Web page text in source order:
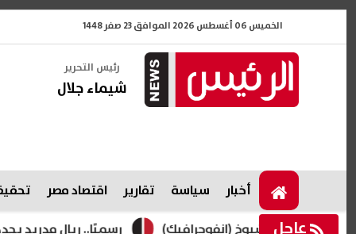
الخميس 06 أغسطس 2026 الموافق 23 صفر 1448
رئيس التحرير
شيماء جلال
أخبار سياسة تقارير اقتصاد مصر
رسميًا.. ريال مدريد يجدد عقد الشيوخ (انفوجرافيك)